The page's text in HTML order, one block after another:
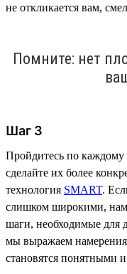
не откликается вам,
Помните: нет
Шаг 3
Пройдитесь по каждому
сделайте их более
технология SMART.
слишком широкими, нам
шаги, необходимые для
мы выражаем намерения
становятся понятными